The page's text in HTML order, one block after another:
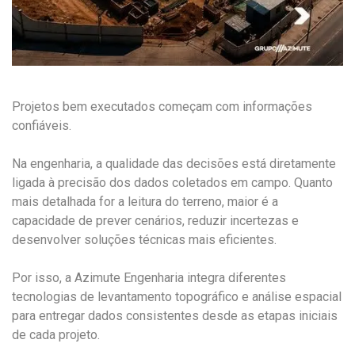
Projetos bem executados começam com informações
confiáveis.
Na engenharia, a qualidade das decisões está diretamente
ligada à precisão dos dados coletados em campo. Quanto
mais detalhada for a leitura do terreno, maior é a
capacidade de prever cenários, reduzir incertezas e
desenvolver soluções técnicas mais eficientes.
Por isso, a Azimute Engenharia integra diferentes
tecnologias de levantamento topográfico e análise espacial
para entregar dados consistentes desde as etapas iniciais
de cada projeto.